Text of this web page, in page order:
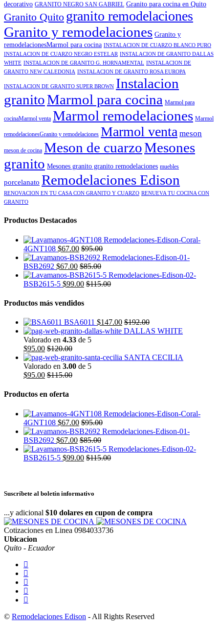
decorativo GRANITO NEGRO SAN GABRIEL Granito para cocina en Quito
Granito Quito granito remodelaciones
Granito y remodelaciones Granito y
remodelacionesMarmol para cocina INSTALACION DE CUARZO BLANCO PURO
INSTALACION DE CUARZO NEGRO ESTELAR INSTALACION DE GRANITO DALLAS
WHITE INSTALACION DE GRANITO G. HORNAMENTAL INSTALACION DE
GRANITO NEW CALEDONIA INSTALACION DE GRANITO ROSA EUROPA
INSTALACION DE GRANITO SUPER BROWN Instalacion
granitoMarmol para cocina Marmol para
cocinaMarmol venta Marmol remodelaciones Marmol
remodelacionesGranito y remodelaciones Marmol venta meson
meson de cocina Meson de cuarzoMesones
granito Mesones granito granito remodelaciones muebles
porcelanato Remodelaciones Edison
RENOVACION EN TU CASA CON GRANITO Y CUARZO RENUEVA TU COCINA CON
GRANITO
Productos Destacados
4GNT108 $67.00 $95.00
BSB2692 $67.00 $85.00
BSB2615-5 $99.00 $115.00
Productos más vendidos
BSA6011 $147.00 $192.00
DALLAS WHITE
Valorado en 4.33 de 5
$95.00 $120.00
SANTA CECILIA
Valorado en 3.00 de 5
$95.00 $115.00
Productos en oferta
4GNT108 $67.00 $95.00
BSB2692 $67.00 $85.00
BSB2615-5 $99.00 $115.00
Suscríbete al boletín informativo
...y adicional $10 dolares en cupon de compra
Cotizaciones en Linea 0984033736
Ubicacion
Quito - Ecuador
© Remodelaciones Edison - All Rights Reserved